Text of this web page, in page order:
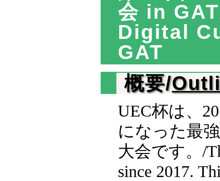
会 in
Digital
GAT
概要/
UEC杯は、
になった最
大会です。/
since 2017.